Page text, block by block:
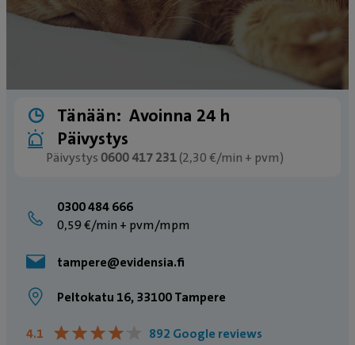
Tänään: Avoinna 24 h
Päivystys
Päivystys 0600 417 231(2,30 €/min + pvm)
0300 484 666
0,59 €/min + pvm/mpm
tampere@evidensia.fi
Peltokatu 16, 33100 Tampere
4.1 ★★★★★
★★★★★ 892 Google reviews